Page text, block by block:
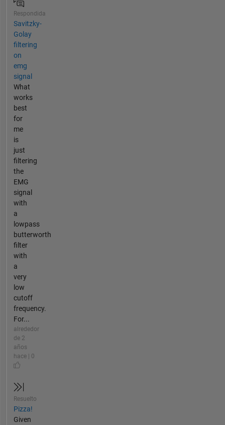
Respondida
Savitzky-
Golay
filtering
on
emg
signal
What
works
best
for
me
is
just
filtering
the
EMG
signal
with
a
lowpass
butterworth
filter
with
a
very
low
cutoff
frequency.
For...
alrededor
de 2
años
hace | 0
Resuelto
Pizza!
Given